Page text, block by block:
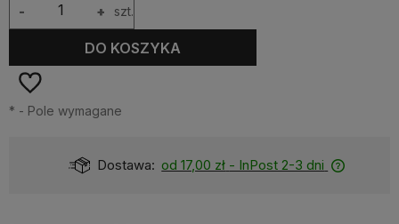
+
- szt.
DO KOSZYKA
* - Pole wymagane
Dostawa: od 17,00 zł - InPost 2-3 dni